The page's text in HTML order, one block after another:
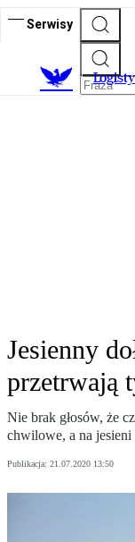
Serwisy
L
Jesienny
przetrwają
Nie brak głosów, że
chwilowe, a na jesieni
Publikacja: 21.07.2020 13:50